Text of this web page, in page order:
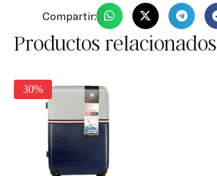
Compartir:
Productos relacionados
30%